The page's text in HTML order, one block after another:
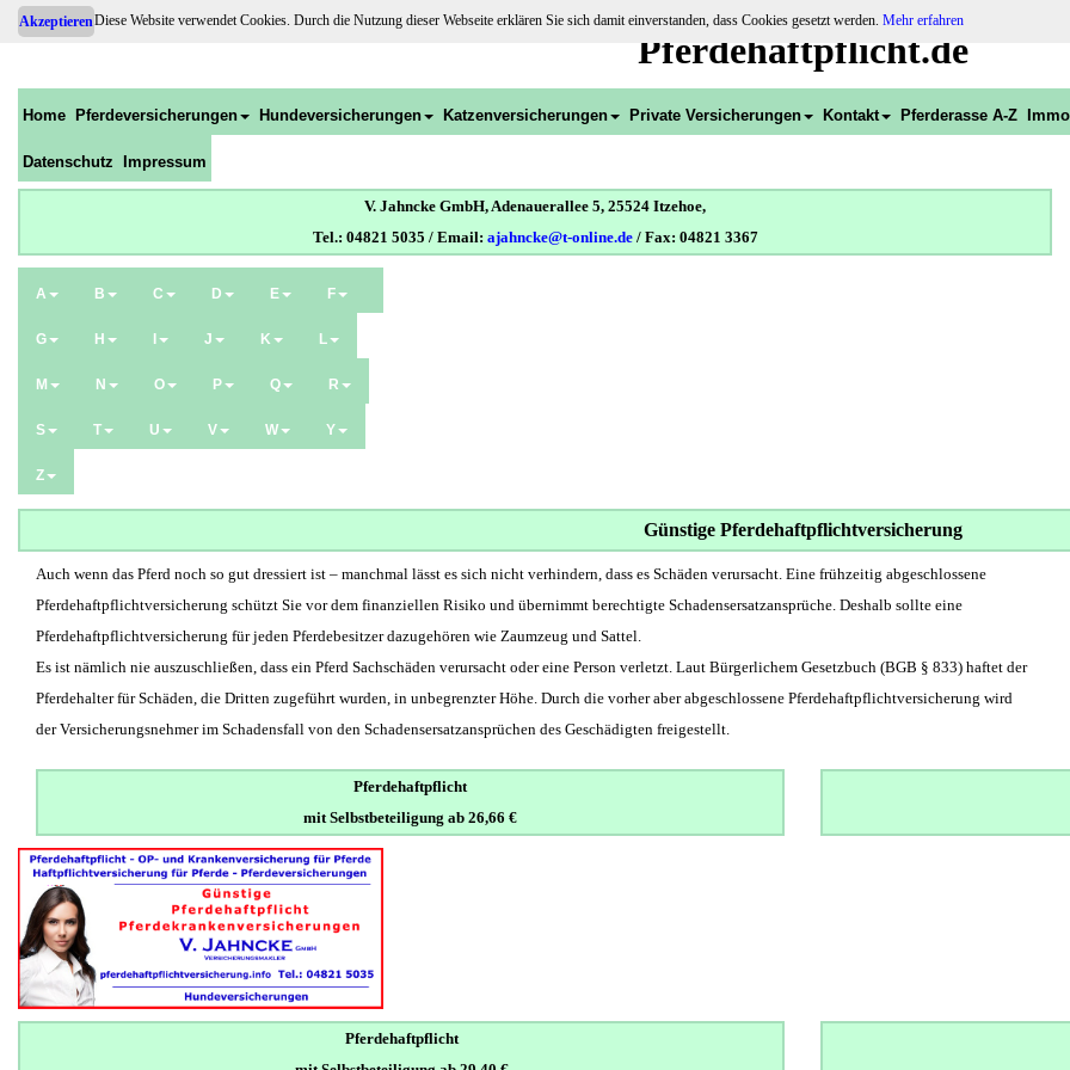
Pferdehaftpflicht.de
Home Pferdeversicherungen Hundeversicherungen Katzenversicherungen Private Versicherungen Kontakt Pferderasse A-Z
Datenschutz Impressum
V. Jahncke GmbH, Adenauerallee 5, 25524 Itzehoe,
Tel.: 04821 5035 / Email: ajahncke@t-online.de/ Fax: 04821 3367
A B C D E F
G H J K L
M N O P Q R
S T U V W Y
Z
Günstige Pferdehaftpflichtversicherung
Auch wenn das Pferd noch so gut dressiert ist – manchmal lässt es sich nicht verhindern, dass es Schäden verursacht. Eine frühzeitig abgeschlossene
Pferdehaftpflichtversicherung schützt Sie vor dem finanziellen Risiko und übernimmt berechtigte Schadensersatzansprüche. Deshalb sollte eine
Pferdehaftpflichtversicherung für jeden Pferdebesitzer dazugehören wie Zaumzeug und Sattel.
Es ist nämlich nie auszuschließen, dass ein Pferd Sachschäden verursacht oder eine Person verletzt. Laut Bürgerlichem Gesetzbuch (BGB § 833) haftet der
Pferdehalter für Schäden, die Dritten zugeführt wurden, in unbegrenzter Höhe. Durch die vorher aber abgeschlossene Pferdehaftpflichtversicherung wird
der Versicherungsnehmer im Schadensfall von den Schadensersatzansprüchen des Geschädigten freigestellt.
Pferdehaftpflicht
mit Selbstbeteiligung ab 26,66 €
Pferdehaftpflicht
AkzeptierenDiese Website verwendet Cookies. Durch die Nutzung dieser Webseite erklären Sie sich damit einverstanden, dass Cookies gesetzt werden. Mehr erfahren